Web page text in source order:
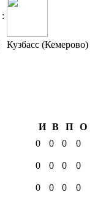
:
Кузбасс (Кемерово)
И В П
О
0 0 0 0
0 0 0 0
0 0 0 0